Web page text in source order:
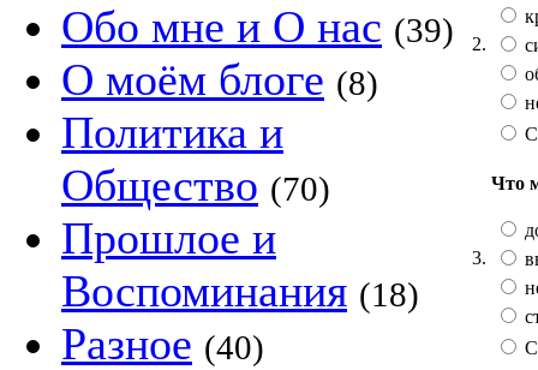
Обо мне и О нас (39)
О моём блоге (8)
Политика и
Общество (70)
Прошлое и
Воспоминания (18)
Разное (40)
2.
3.
Что